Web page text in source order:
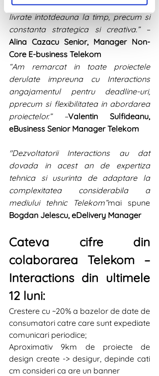
Interactions faptul ca proiectele sunt
livrate intotdeauna la timp, precum si
constanta strategica si creativa.” –
Alina Cazacu Senior, Manager Non-
Core E-business Telekom
“Am remarcat in toate proiectele
derulate impreuna cu Interactions
angajamentul pentru deadline-uri,
pprecum si flexibilitatea in abordarea
proiectelor.” –Valentin Sulfideanu,
eBusiness Senior Manager Telekom
"Dezvoltatorii Interactions au dat
dovada in acest an de expertiza
tehnica si usurinta de adaptare la
complexitatea considerabila a
mediului tehnic Telekom”
Bogdan Jelescu, eDelivery Manager
Cateva cifre din
colaborarea Telekom –
Interactions din ultimele
12 luni:
Crestere cu ~20% a bazelor de date de
consumatori catre care sunt expediate
comunicari periodice;
Aproximativ 9km de proiecte de
design create -> desigur, depinde cati
cm consideri ca are un banner